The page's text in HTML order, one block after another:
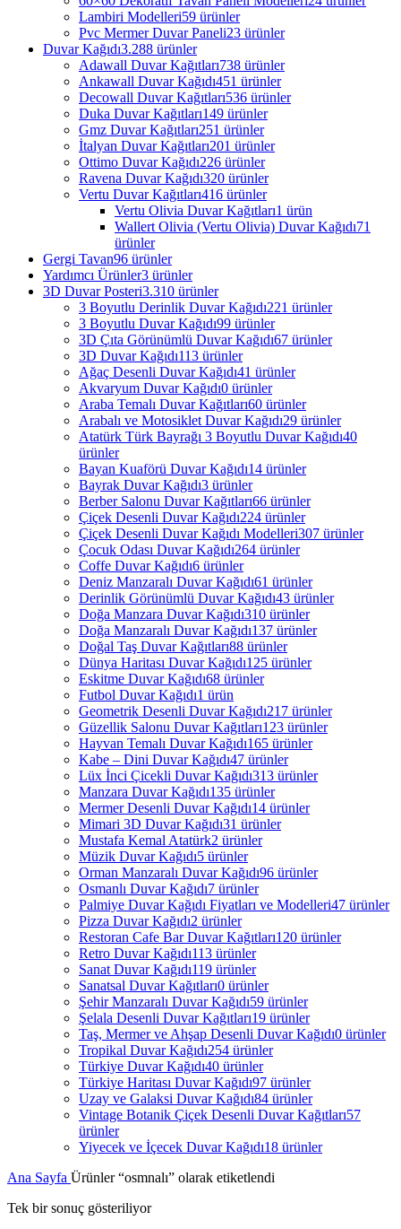
Lambiri Modelleri59 ürünler
Pvc Mermer Duvar Paneli23 ürünler
Duvar Kağıdı3.288 ürünler
Adawall Duvar Kağıtları738 ürünler
Ankawall Duvar Kağıdı451 ürünler
Decowall Duvar Kağıtları536 ürünler
Duka Duvar Kağıtları149 ürünler
Gmz Duvar Kağıtları251 ürünler
İtalyan Duvar Kağıtları201 ürünler
Ottimo Duvar Kağıdı226 ürünler
Ravena Duvar Kağıdı320 ürünler
Vertu Duvar Kağıtları416 ürünler
Vertu Olivia Duvar Kağıtları1 ürün
Wallert Olivia (Vertu Olivia) Duvar Kağıdı71
ürünler
Gergi Tavan96 ürünler
Yardımcı Ürünler3 ürünler
3D Duvar Posteri3.310 ürünler
3 Boyutlu Derinlik Duvar Kağıdı221 ürünler
3 Boyutlu Duvar Kağıdı99 ürünler
3D Çıta Görünümlü Duvar Kağıdı67 ürünler
3D Duvar Kağıdı113 ürünler
Ağaç Desenli Duvar Kağıdı41 ürünler
Akvaryum Duvar Kağıdı0 ürünler
Araba Temalı Duvar Kağıtları60 ürünler
Arabalı ve Motosiklet Duvar Kağıdı29 ürünler
Atatürk Türk Bayrağı 3 Boyutlu Duvar Kağıdı40
ürünler
Bayan Kuaförü Duvar Kağıdı14 ürünler
Bayrak Duvar Kağıdı3 ürünler
Berber Salonu Duvar Kağıtları66 ürünler
Çiçek Desenli Duvar Kağıdı224 ürünler
Çiçek Desenli Duvar Kağıdı Modelleri307 ürünler
Çocuk Odası Duvar Kağıdı264 ürünler
Coffe Duvar Kağıdı6 ürünler
Deniz Manzaralı Duvar Kağıdı61 ürünler
Derinlik Görünümlü Duvar Kağıdı43 ürünler
Doğa Manzara Duvar Kağıdı310 ürünler
Doğa Manzaralı Duvar Kağıdı137 ürünler
Doğal Taş Duvar Kağıtları88 ürünler
Dünya Haritası Duvar Kağıdı125 ürünler
Eskitme Duvar Kağıdı68 ürünler
Futbol Duvar Kağıdı1 ürün
Geometrik Desenli Duvar Kağıdı217 ürünler
Güzellik Salonu Duvar Kağıtları123 ürünler
Hayvan Temalı Duvar Kağıdı165 ürünler
Kabe – Dini Duvar Kağıdı47 ürünler
Lüx İnci Çicekli Duvar Kağıdı313 ürünler
Manzara Duvar Kağıdı135 ürünler
Mermer Desenli Duvar Kağıdı14 ürünler
Mimari 3D Duvar Kağıdı31 ürünler
Mustafa Kemal Atatürk2 ürünler
Müzik Duvar Kağıdı5 ürünler
Orman Manzaralı Duvar Kağıdı96 ürünler
Osmanlı Duvar Kağıdı7 ürünler
Palmiye Duvar Kağıdı Fiyatları ve Modelleri47 ürünler
Pizza Duvar Kağıdı2 ürünler
Restoran Cafe Bar Duvar Kağıtları120 ürünler
Retro Duvar Kağıdı113 ürünler
Sanat Duvar Kağıdı119 ürünler
Sanatsal Duvar Kağıtları0 ürünler
Şehir Manzaralı Duvar Kağıdı59 ürünler
Şelala Desenli Duvar Kağıtları19 ürünler
Taş, Mermer ve Ahşap Desenli Duvar Kağıdı0 ürünler
Tropikal Duvar Kağıdı254 ürünler
Türkiye Duvar Kağıdı40 ürünler
Türkiye Haritası Duvar Kağıdı97 ürünler
Uzay ve Galaksi Duvar Kağıdı84 ürünler
Vintage Botanik Çiçek Desenli Duvar Kağıtları57
ürünler
Yiyecek ve İçecek Duvar Kağıdı18 ürünler
Ana Sayfa Ürünler “osmnalı” olarak etiketlendi
Tek bir sonuç gösteriliyor